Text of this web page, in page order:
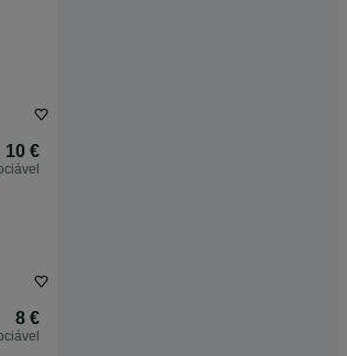
10 €
8 €